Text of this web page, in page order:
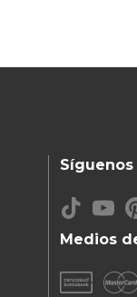
Medios
Síguenos